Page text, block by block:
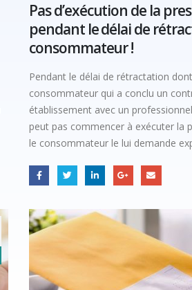
Pas d’exécution de la
pendant le délai de
consommateur !
Pendant le délai de rétractation
consommateur qui a conclu un
établissement avec un
peut pas commencer à exécuter la
le consommateur le lui demande